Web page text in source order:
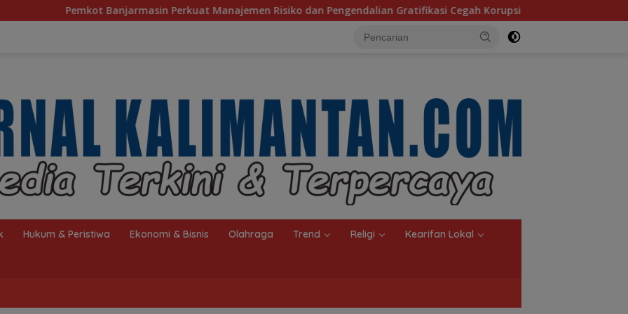
Perkuat Manajemen Risiko dan Pengendalian Gratifikasi Cegah Korupsi Tampil Kompak dengan 10 Personel, Paduan
Hukum & Peristiwa Ekonomi & Bisnis Olahraga Trend Religi Kearifan Lokal